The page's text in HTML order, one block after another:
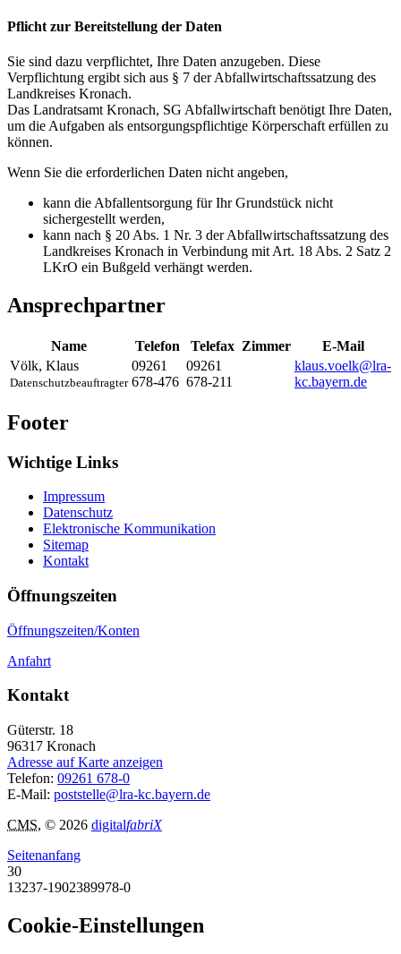
Pflicht zur Bereitstellung der Daten
Sie sind dazu verpflichtet, Ihre Daten anzugeben. Diese
Verpflichtung ergibt sich aus § 7 der Abfallwirtschaftssatzung des
Landkreises Kronach.
Das Landratsamt Kronach, SG Abfallwirtschaft benötigt Ihre Daten,
um die Aufgaben als entsorgungspflichtige Körperschaft erfüllen zu
können.
Wenn Sie die erforderlichen Daten nicht angeben,
kann die Abfallentsorgung für Ihr Grundstück nicht
sichergestellt werden,
kann nach § 20 Abs. 1 Nr. 3 der Abfallwirtschaftssatzung des
Landkreises Kronach in Verbindung mit Art. 18 Abs. 2 Satz 2
LKrO ein Bußgeld verhängt werden.
Ansprechpartner
Name Telefon Telefax Zimmer
E-Mail
Völk, Klaus
Datenschutzbeauftragter
09261
678-476
09261
678-211
klaus.voelk@lra-
kc.bayern.de
Footer
Wichtige Links
Impressum
Datenschutz
Elektronische Kommunikation
Sitemap
Kontakt
Öffnungszeiten
Öffnungszeiten/Konten
Anfahrt
Kontakt
Güterstr. 18
96317 Kronach
Adresse auf Karte anzeigen
Telefon: 09261 678-0
E-Mail: poststelle@lra-kc.bayern.de
CMS, © 2026 digitalfabriX
Seitenanfang
30
13237-1902389978-0
Cookie-Einstellungen